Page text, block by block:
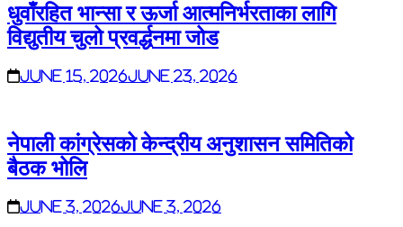
धुवाँरहित भान्सा र ऊर्जा आत्मनिर्भरताका लागि
विद्युतीय चुलो प्रवर्द्धनमा जोड
June 15, 2026June 23, 2026
नेपाली कांग्रेसको केन्द्रीय अनुशासन समितिको
बैठक भोलि
June 3, 2026June 3, 2026